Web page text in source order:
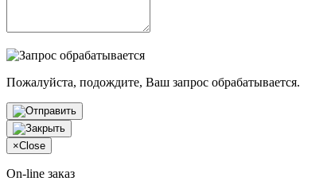
Пожалуйста, подождите, Ваш запрос обрабатывается.
×Close
On-line заказ